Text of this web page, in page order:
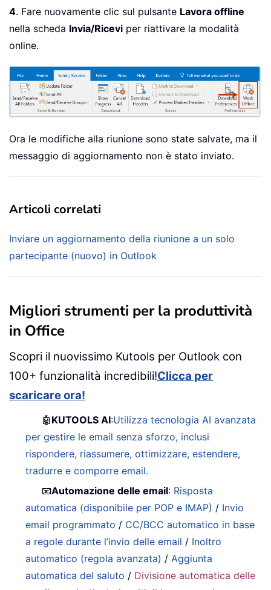
4. Fare nuovamente clic sul pulsante Lavora offline
nella scheda Invia/Ricevi per riattivare la modalità
online.
Ora le modifiche alla riunione sono state salvate, ma il
messaggio di aggiornamento non è stato inviato.
Articoli correlati
Inviare un aggiornamento della riunione a un solo
partecipante (nuovo) in Outlook
Migliori strumenti per la produttività
in Office
Scopri il nuovissimo Kutools per Outlook con
100+ funzionalità incredibili!Clicca per
scaricare ora!
🤖 KUTOOLS AI:Utilizza tecnologia AI avanzata
per gestire le email senza sforzo, inclusi
rispondere, riassumere, ottimizzare, estendere,
tradurre e comporre email.
📧Automazione delle email: Risposta
automatica (disponibile per POP e IMAP) / Invio
email programmato / CC/BCC automatico in base
a regole durante l’invio delle email / Inoltro
automatico (regola avanzata) / Aggiunta
automatica del saluto / Divisione automatica delle